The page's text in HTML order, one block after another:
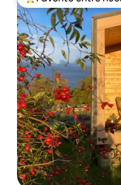
Favorito entre